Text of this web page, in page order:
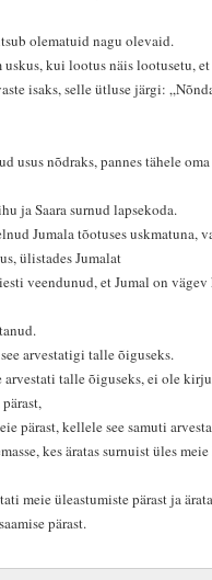
olematuid nagu olevaid.
uskus, kui lootus näis lootusetu, et
isaks, selle ütluse järgi:
usus nõdraks, pannes tähele
ja Saara surnud lapsekoda.
Jumala tõotuses uskmatuna,
ülistades Jumalat
veendunud, et Jumal on vägev
see arvestatigi talle õiguseks.
arvestati talle õiguseks, ei ole
pärast, kellele see samuti
kes äratas surnuist üles
meie üleastumiste pärast ja
pärast.